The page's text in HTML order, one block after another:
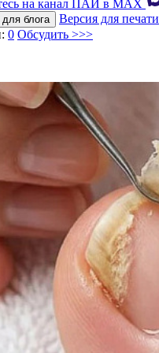
на канал ПАИ в MAХ
блога
Версия для печати
0 Обсудить >>>